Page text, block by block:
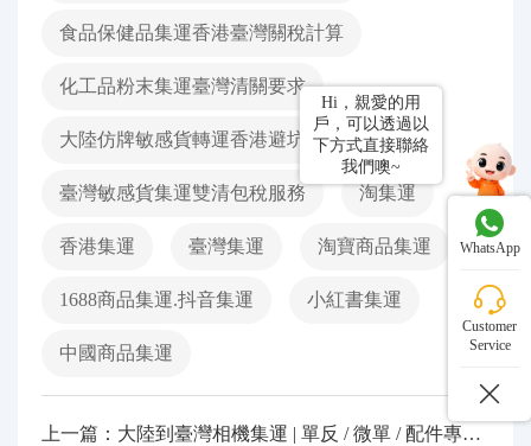
食品保健品集運香港臺灣關稅計算
化工品粉末集運臺灣清關要求
大陸仿牌敏感貨轉運香港避坑指南
臺灣敏感貨集運雙清包稅服務 淘集運
香港集運 臺灣集運 淘寶商品集運
1688商品集運.抖音集運 小紅書集運
中國商品集運
上一篇：大陸到臺灣相機集運 | 單反 / 微單 / 配件專線・門到門派送
Hi，親愛的用
戶，可以透過以
下方式直接聯絡
我們噢~
WhatsApp
Customer
Service